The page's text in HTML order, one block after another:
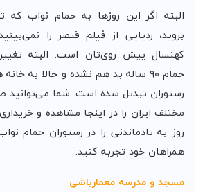
البته اگر این روز‌ها به حمام نواب که
بروید، ردپایی از فیلم قیصر را
کهنسال پیش روی‌تان است. البته
حمام ۹۰ ساله بد هم نشده و حالا به
رستوران تبدیل شده است. شما
مختلف ایران را در اینجا مشاهده و
روز به یادماندنی را در رستوران حمام
همراهان خود تجربه کنید.
مسجد و مدرسه معمارباشی